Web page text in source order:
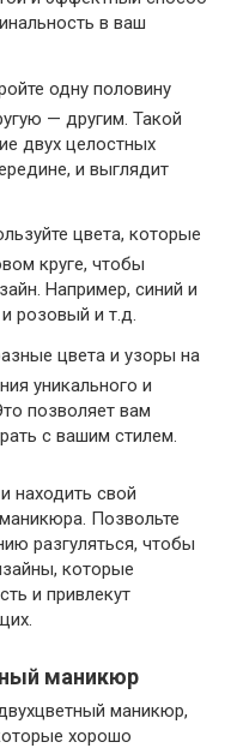
в ваш
одну половину
— другим. Такой
двух целостных
и выглядит
цвета, которые
круге, чтобы
Например, синий и
розовый и т.д.
цвета и узоры на
уникального и
позволяет вам
с вашим стилем.
находить свой
Позвольте
разгуляться, чтобы
которые
и привлекут
маникюр
маникюр,
хорошо